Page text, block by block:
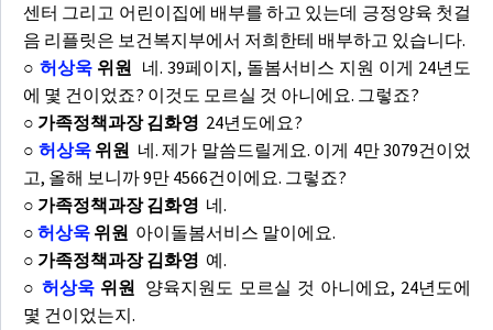
센터 그리고 어린이집에 배부를 하고 있는데 긍정양육 첫걸
음 리플릿은 보건복지부에서 저희한테 배부하고 있습니다.
○허상욱 위원 네. 39페이지, 돌봄서비스 지원 이게 24년도
에 몇 건이었죠? 이것도 모르실 것 아니에요. 그렇죠?
○ 가족정책과장 김화영 24년도에요?
○ 허상욱위원 네. 제가 말씀드릴게요. 이게 4만 3079건이었
고, 올해 보니까 9만 4566건이에요. 그렇죠?
○ 가족정책과장 김화영 네.
○ 허상욱 위원 아이돌봄서비스 말이에요.
○ 가족정책과장 김화영 예.
○ 허상욱위원 양육지원도 모르실 것 아니에요, 24년도에
몇 건이었는지.